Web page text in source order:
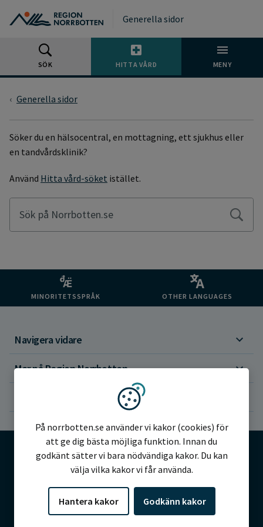
Generella sidor
SÖK HITTA VÅRD MENY
Generella sidor
SÖKSIDA
Söker du en hälsocentral, en mottagning, ett sjukhus eller
en tandvårdsklinik?
Använd Hitta vård-söket istället.
Sök på Norrbotten.se
MINORITETSSPRÅK OTHER LANGUAGES
Navigera vidare
Mer på Region Norrbotten
©2026 Region Norrbotten
Vi använder kakor
På norrbotten.se använder vi kakor (cookies) för
att ge dig bästa möjliga funktion. Innan du
godkänt sätter vi bara nödvändiga kakor. Du kan
välja vilka kakor vi får använda.
Hantera kakor Godkänn kakor